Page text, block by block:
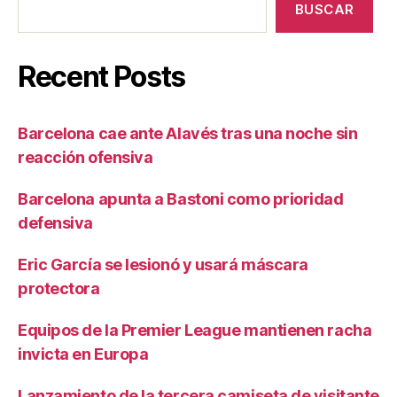
BUSCAR
Recent Posts
Barcelona cae ante Alavés tras una noche sin
reacción ofensiva
Barcelona apunta a Bastoni como prioridad
defensiva
Eric García se lesionó y usará máscara
protectora
Equipos de la Premier League mantienen racha
invicta en Europa